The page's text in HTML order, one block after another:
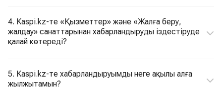
4. Kaspi.kz-те «Қызметтер» және «Жалға беру,
жалдау» санаттарынан хабарландыруды іздестіруде
қалай көтереді?
5. Kaspi.kz-те хабарландыруымды неге ақылы алға
жылжытамын?